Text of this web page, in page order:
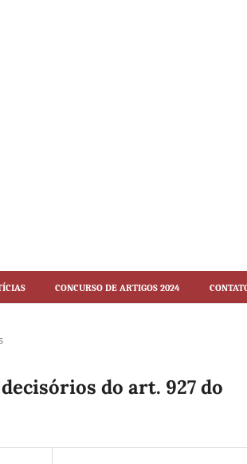
Concurso de artigos 2024
do art. 927 do